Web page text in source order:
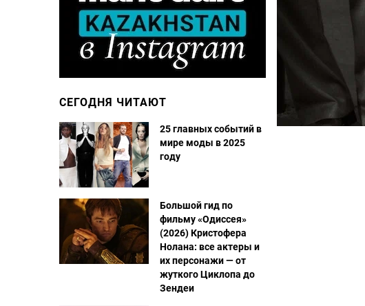
СЕГОДНЯ ЧИТАЮТ
25 главных событий в
мире моды в 2025
году
Большой гид по
фильму «Одиссея»
(2026) Кристофера
Нолана: все актеры и
их персонажи — от
жуткого Циклопа до
Зендеи